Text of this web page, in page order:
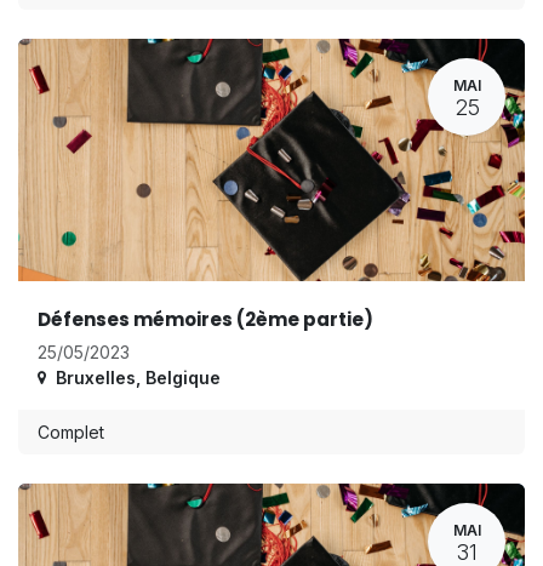
MAI
25
Défenses mémoires (2ème partie)
25/05/2023
Bruxelles Belgique
Complet
MAI
31